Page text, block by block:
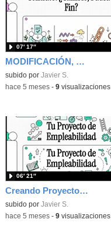
MODIFICACIÓN, SUSPENSIÓN Y EXTINCIÓN DE CONTRATO
Contenido educativo.
subido por Javier S.
07′ 17″
-hace 5 meses- 9visualizaciones
Creando Proyecto de Empleabilidad
Contenido educativo.
subido por Javier S.
06′ 21″
-hace 5 meses- 9visualizaciones